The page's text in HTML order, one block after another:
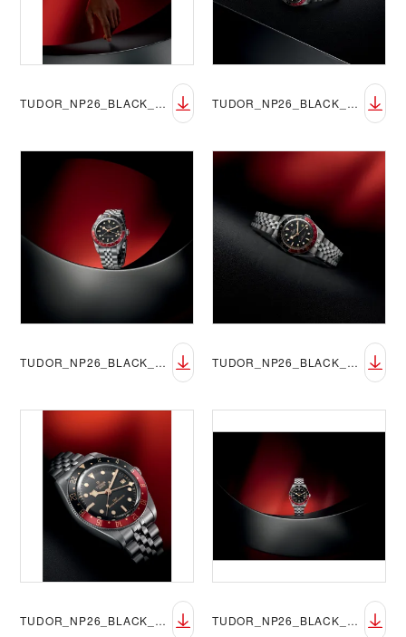
TUDOR_NP26_BLACK_BAY_58_GMT_LIFESTYLE_3 TUDOR_NP26_BLACK_BAY_58_GMT_LIFESTYLE_4
TUDOR_NP26_BLACK_BAY_58_GMT_LIFESTYLE_5 TUDOR_NP26_BLACK_BAY_58_GMT_LIFESTYLE_6
TUDOR_NP26_BLACK_BAY_58_GMT_LIFESTYLE_7 TUDOR_NP26_BLACK_BAY_58_GMT_LIFESTYLE_8